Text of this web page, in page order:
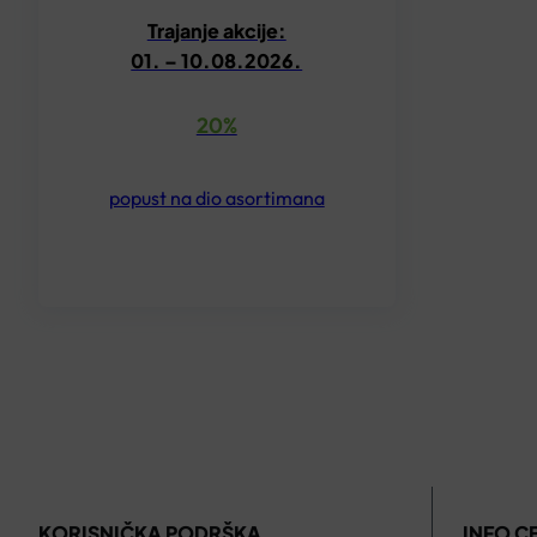
Trajanje akcije:
01. – 10.08.2026.
20%
popust na dio asortimana